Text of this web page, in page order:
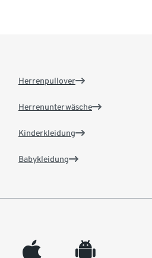
Herrenpullover
Herrenunterwäsche
Kinderkleidung
Babykleidung
appleinc android